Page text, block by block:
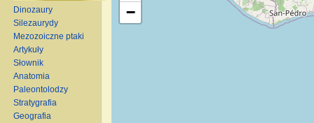
−
Dinozaury
Silezaurydy
Mezozoiczne ptaki
Artykuły
Słownik
Anatomia
Paleontolodzy
Stratygrafia
Geografia